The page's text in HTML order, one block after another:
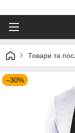
Товари та
–30%